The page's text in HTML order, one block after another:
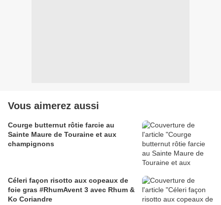
Vous aimerez aussi
Courge butternut rôtie farcie au
Sainte Maure de Touraine et aux
champignons
Céleri façon risotto aux copeaux de
foie gras #RhumAvent 3 avec Rhum &
Ko Coriandre